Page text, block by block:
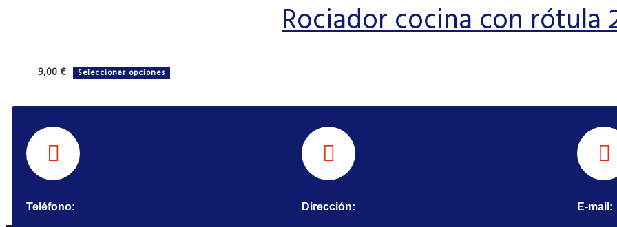
Rociador cocina con rótula
9,00 € Seleccionar opciones
Teléfono: Dirección: E-mail: